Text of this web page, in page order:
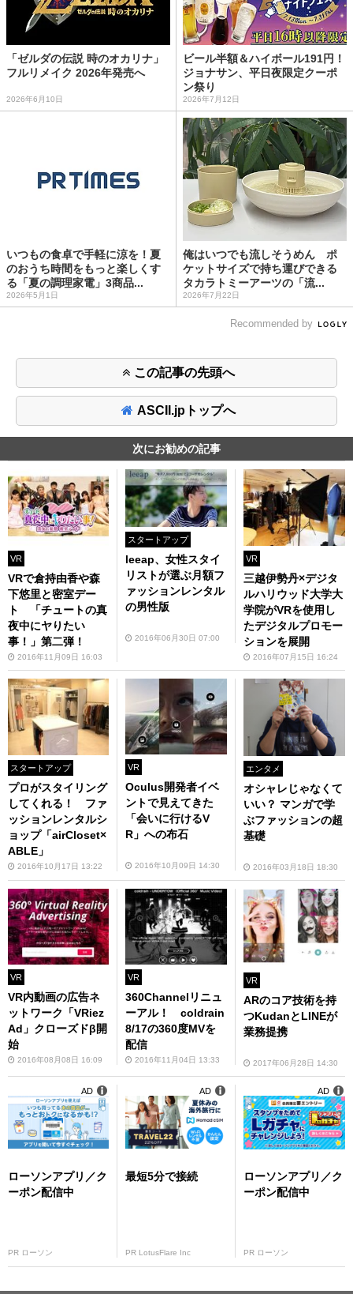
「ゼルダの伝説 時のオカリナ」
フルリメイク 2026年発売へ
2026年6月10日
ビール半額＆ハイボール191円！
ジョナサン、平日夜限定クーポ
ン祭り
2026年7月12日
いつもの食卓で手軽に涼を！夏
のおうち時間をもっと楽しくす
る「夏の調理家電」3商品...
2026年5月1日
俺はいつでも流しそうめん ポ
ケットサイズで持ち運びできる
タカラトミーアーツの「流...
2026年7月22日
Recommended by
この記事の先頭へ
ASCII.jpトップへ
次にお勧めの記事
VR
VRで倉持由香や森
下悠里と密室デー
ト 「チュートの真
夜中にヤりたい
事！」第二弾！
2016年11月09日 16:03
スタートアップ
leeap、女性スタイ
リストが選ぶ月額フ
ァッションレンタル
の男性版
2016年06月30日 07:00
VR
三越伊勢丹×デジタ
ルハリウッド大学大
学院がVRを使用し
たデジタルプロモー
ションを展開
2016年07月15日 16:24
スタートアップ
プロがスタイリング
してくれる！ ファ
ッションレンタルシ
ョップ「airCloset×
ABLE」
2016年10月17日 13:22
VR
Oculus開発者イベ
ントで見えてきた
「会いに行けるV
R」への布石
2016年10月09日 14:30
エンタメ
オシャレじゃなくて
いい？ マンガで学
ぶファッションの超
基礎
2016年03月18日 18:30
VR
VR内動画の広告ネ
ットワーク「VRiez
Ad」クローズドβ開
始
2016年08月08日 16:09
VR
360Channelリニュ
ーアル！ coldrain
8/17の360度MVを
配信
2016年11月04日 13:33
VR
ARのコア技術を持
つKudanとLINEが
業務提携
2017年06月28日 14:30
ローソンアプリ／ク
ーポン配信中
PR ローソン
AD
最短5分で接続
PR LotusFlare Inc
AD
ローソンアプリ／ク
ーポン配信中
PR ローソン
AD